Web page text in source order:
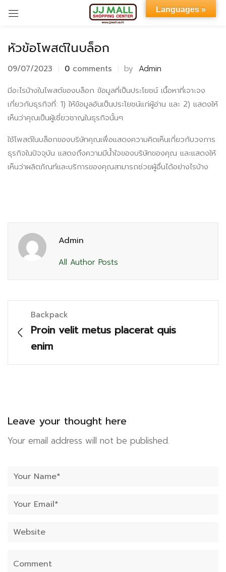
หัวข้อโพสต์ในบล็อก
09/07/2023 0 comments by Admin
มีอะไรบ้างในโพสต์ของบล็อก ข้อมูลที่เป็นประโยชน์ เนื้อหาที่เจาะจง
เกี่ยวกับธุรกิจที่: 1) ให้ข้อมูลอันเป็นประโยชน์แก่ผู้อ่าน และ 2) แสดงให้
เห็นว่าคุณเป็นผู้เชี่ยวชาญในธุรกิจนั้นๆ
ใช้โพสต์ในบล็อกของบริษัทคุณเพื่อแสดงความคิดเห็นเกี่ยวกับวงการ
ธุรกิจในปัจจุบัน แสดงถึงความมีน้ำใจของบริษัทของคุณ และแสดงให้
เห็นว่าผลิตภัณฑ์และบริการของคุณสามารถช่วยผู้อื่นได้อย่างไรบ้าง
Admin
All Author Posts
Backpack
Proin velit metus placerat quis
enim
Leave your thought here
Your email address will not be published.
Languages »
Sign in
Remember me
LOG IN